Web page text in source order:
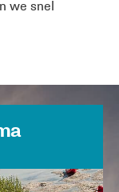
we snel